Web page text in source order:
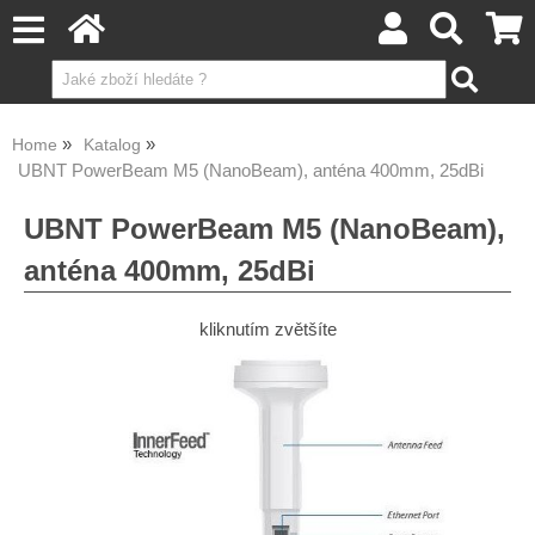
Home Katalog
UBNT PowerBeam M5 (NanoBeam), anténa 400mm, 25dBi
UBNT PowerBeam M5 (NanoBeam),
anténa 400mm, 25dBi
kliknutím zvětšíte